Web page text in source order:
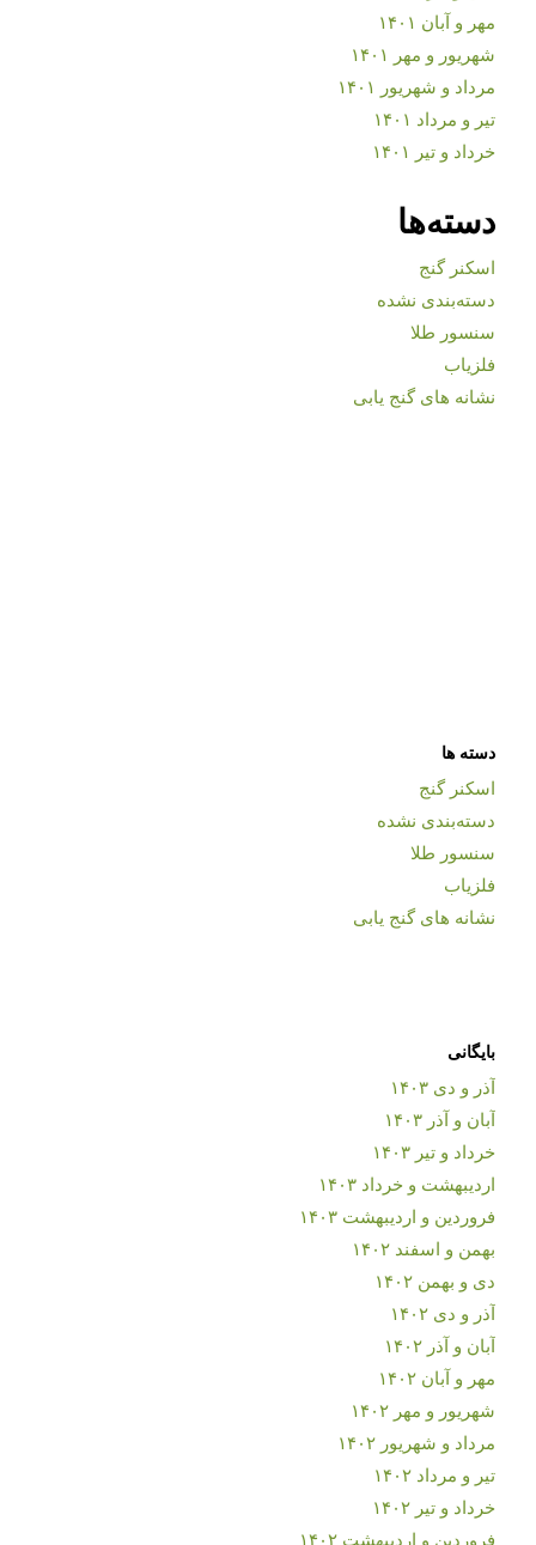
مهر و آبان ۱۴۰۱
شهریور و مهر ۱۴۰۱
مرداد و شهریور ۱۴۰۱
تیر و مرداد ۱۴۰۱
خرداد و تیر ۱۴۰۱
دسته‌ها
اسکنر گنج
دسته‌بندی نشده
سنسور طلا
فلزیاب
نشانه های گنج یابی
دسته ها
اسکنر گنج
دسته‌بندی نشده
سنسور طلا
فلزیاب
نشانه های گنج یابی
بایگانی
آذر و دی ۱۴۰۳
آبان و آذر ۱۴۰۳
خرداد و تیر ۱۴۰۳
اردیبهشت و خرداد ۱۴۰۳
فروردین و اردیبهشت ۱۴۰۳
بهمن و اسفند ۱۴۰۲
دی و بهمن ۱۴۰۲
آذر و دی ۱۴۰۲
آبان و آذر ۱۴۰۲
مهر و آبان ۱۴۰۲
شهریور و مهر ۱۴۰۲
مرداد و شهریور ۱۴۰۲
تیر و مرداد ۱۴۰۲
خرداد و تیر ۱۴۰۲
فروردین و اردیبهشت ۱۴۰۲